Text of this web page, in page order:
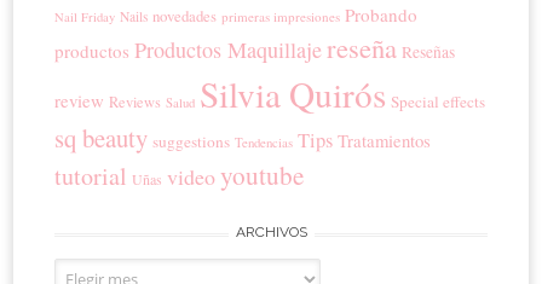
Nail Friday Nails novedades primeras impresiones Probando
productos Productos Maquillaje reseña Reseñas
review Reviews Salud Silvia Quirós Special effects
sq beauty suggestions Tendencias Tips Tratamientos
tutorial Uñas videoyoutube
ARCHIVOS
Archivos